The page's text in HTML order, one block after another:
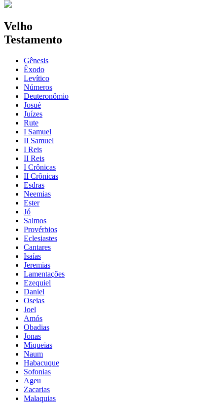
Velho
Testamento
Gênesis
Êxodo
Levítico
Números
Deuteronômio
Josué
Juízes
Rute
I Samuel
II Samuel
I Reis
II Reis
I Crônicas
II Crônicas
Esdras
Neemias
Ester
Jó
Salmos
Provérbios
Eclesiastes
Cantares
Isaías
Jeremias
Lamentações
Ezequiel
Daniel
Oseias
Joel
Amós
Obadias
Jonas
Miqueias
Naum
Habacuque
Sofonias
Ageu
Zacarias
Malaquias